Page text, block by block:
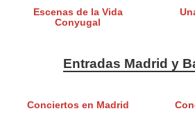
Escenas de la Vida
Conyugal
Entradas Madrid y
Conciertos en Madrid